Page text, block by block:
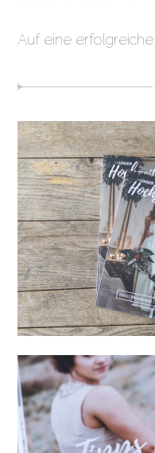
Auf eine erfolgreiche